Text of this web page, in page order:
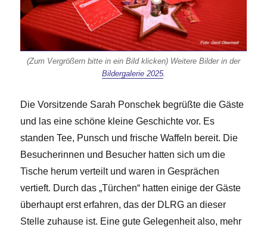
(Zum Vergrößern bitte in ein Bild klicken) Weitere Bilder in der
Bildergalerie 2025.
Die Vorsitzende Sarah Ponschek begrüßte die Gäste
und las eine schöne kleine Geschichte vor. Es
standen Tee, Punsch und frische Waffeln bereit. Die
Besucherinnen und Besucher hatten sich um die
Tische herum verteilt und waren in Gesprächen
vertieft. Durch das „Türchen“ hatten einige der Gäste
überhaupt erst erfahren, das der DLRG an dieser
Stelle zuhause ist. Eine gute Gelegenheit also, mehr